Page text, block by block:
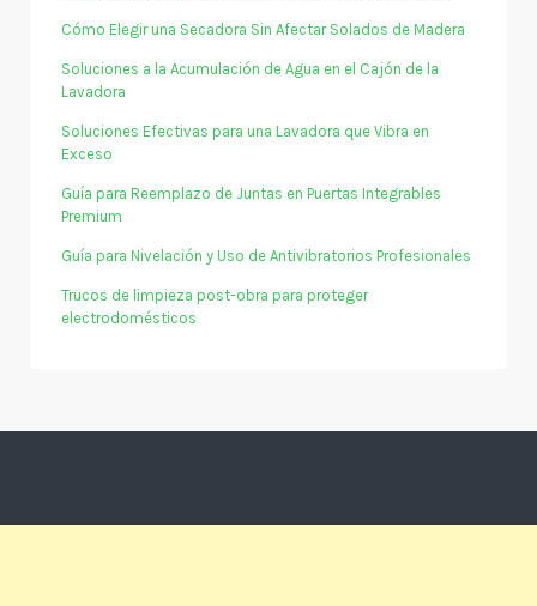
Cómo Elegir una Secadora Sin Afectar Solados de Madera
Soluciones a la Acumulación de Agua en el Cajón de la
Lavadora
Soluciones Efectivas para una Lavadora que Vibra en
Exceso
Guía para Reemplazo de Juntas en Puertas Integrables
Premium
Guía para Nivelación y Uso de Antivibratorios Profesionales
Trucos de limpieza post-obra para proteger
electrodomésticos